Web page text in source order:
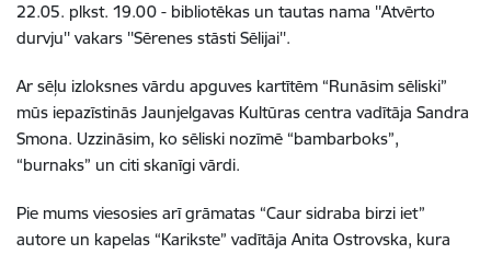
22.05. plkst. 19.00 - bibliotēkas un tautas nama ''Atvērto
durvju'' vakars ''Sērenes stāsti Sēlijai''.
Ar sēļu izloksnes vārdu apguves kartītēm “Runāsim sēliski”
mūs iepazīstinās Jaunjelgavas Kultūras centra vadītāja Sandra
Smona. Uzzināsim, ko sēliski nozīmē “bambarboks”,
“burnaks” un citi skanīgi vārdi.
Pie mums viesosies arī grāmatas “Caur sidraba birzi iet”
autore un kapelas “Karikste” vadītāja Anita Ostrovska, kura